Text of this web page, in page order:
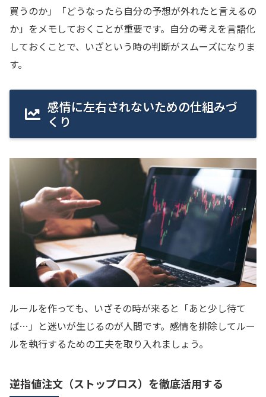
買うのか」「どうなったら自分の予想が外れたと言えるの
か」をメモしておくことが重要です。自分の考えを言語化
しておくことで、いざという時の判断がスムーズになりま
す。
感情に左右されないための仕組みづ
くり
ルールを作っても、いざその時が来ると「あと少し待て
ば…」と迷いが生じるのが人間です。感情を排除してルー
ルを執行するための工夫を取り入れましょう。
逆指値注文（ストップロス）を徹底活用する